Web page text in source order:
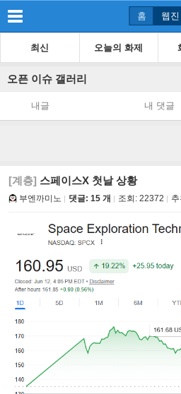
홈 웹진
최신 오늘의 화제
오픈 이슈 갤러리
내글 내 댓글
[계층] 스페이스X 첫날 상황
부엔까미노 댓글: 15 개 조회: 22372